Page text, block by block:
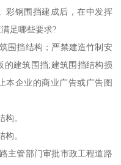
彩钢围挡建成后，在中发挥
足哪些要求?
围挡结构；严禁建造竹制安
的建筑围挡;建筑围挡结构损
本企业的商业广告或广告图
。
。
主管部门审批市政工程道路